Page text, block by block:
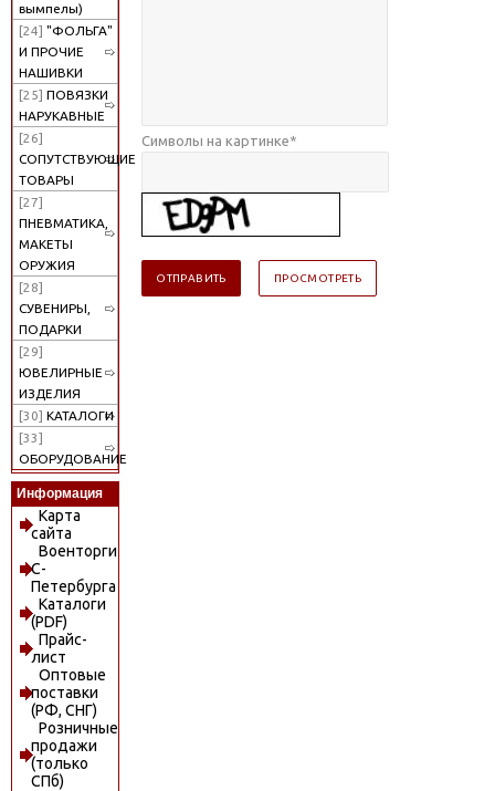
вымпелы)
[24] "ФОЛЬГА"
И ПРОЧИЕ
НАШИВКИ
[25] ПОВЯЗКИ
НАРУКАВНЫЕ
[26]
СОПУТСТВУЮЩИЕ
ТОВАРЫ
[27]
ПНЕВМАТИКА,
МАКЕТЫ
ОРУЖИЯ
[28]
СУВЕНИРЫ,
ПОДАРКИ
[29]
ЮВЕЛИРНЫЕ
ИЗДЕЛИЯ
[30] КАТАЛОГИ
[33]
ОБОРУДОВАНИЕ
Информация
Карта
сайта
Военторги
С-
Петербурга
Каталоги
(PDF)
Прайс-
лист
Оптовые
поставки
(РФ, СНГ)
Розничные
продажи
(только
СПб)
Символы на картинке*